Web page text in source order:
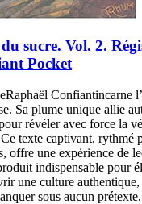
sucre. Vol. 2.
Pocket
Confiantincarne
Sa plume unique allie
révéler avec force la
texte captivant, rythmé
offre une expérience de
indispensable pour
une culture
sous aucun